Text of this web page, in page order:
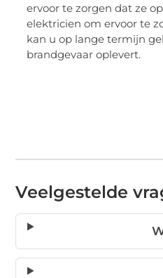
ervoor te zorgen dat ze
elektricien om ervoor te
kan u op lange termijn
brandgevaar oplevert.
Veelgestelde